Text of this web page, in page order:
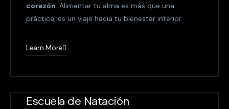
corazón . Alimentar tu alma es más que una
práctica, es un viaje hacia tu bienestar interior.
Learn More
Escuela de Natación